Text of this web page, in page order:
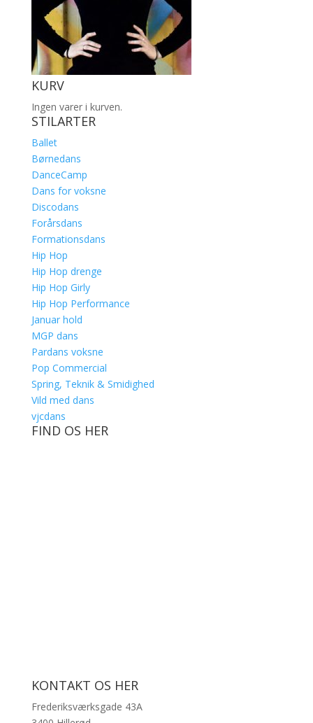
KURV
Ingen varer i kurven.
STILARTER
Ballet
Børnedans
DanceCamp
Dans for voksne
Discodans
Forårsdans
Formationsdans
Hip Hop
Hip Hop drenge
Hip Hop Girly
Hip Hop Performance
Januar hold
MGP dans
Pardans voksne
Pop Commercial
Spring, Teknik & Smidighed
Vild med dans
vjcdans
FIND OS HER
KONTAKT OS HER
Frederiksværksgade 43A